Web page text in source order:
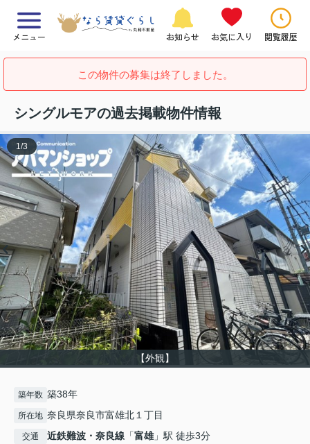
メニュー お知らせ お気に入り 閲覧履歴
この物件の募集は終了しました。
シングルモアの過去掲載物件情報
【外観】
1/3
築年数 築38年
所在地 奈良県奈良市富雄北１丁目
交通 近鉄難波・奈良線 「富雄」駅 徒歩3分